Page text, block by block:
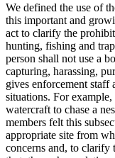
We defined the use of
this important and
act to clarify the
hunting, fishing and
person shall not use a
capturing, harassing,
gives enforcement staff
situations. For
watercraft to chase a
members felt this
appropriate site from
concerns and, to clarify